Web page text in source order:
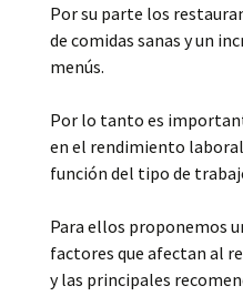
Por su parte los
de comidas sanas y un
menús.
Por lo tanto es
en el rendimiento
función del tipo de
Para ellos proponemos
factores que afectan al
y las principales